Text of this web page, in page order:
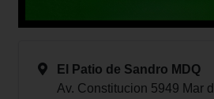
El Patio de Sandro MDQ
Av. Constitucion 5949 Mar